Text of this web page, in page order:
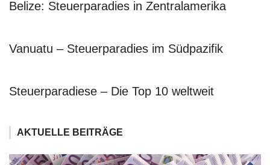
Belize: Steuerparadies in Zentralamerika
Vanuatu – Steuerparadies im Südpazifik
Steuerparadiese – Die Top 10 weltweit
AKTUELLE BEITRÄGE